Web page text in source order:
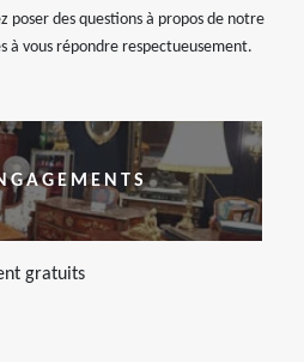
poser des questions à propos de notre
à vous répondre respectueusement.
gratuits